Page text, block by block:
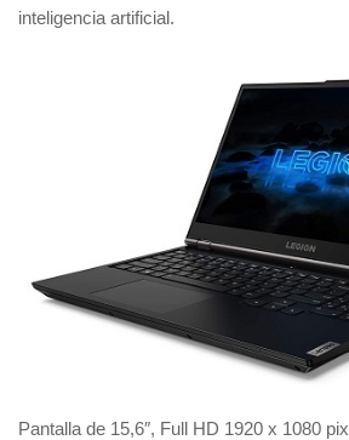
inteligencia artificial.
Pantalla de 15,6″, Full HD 1920 x 1080